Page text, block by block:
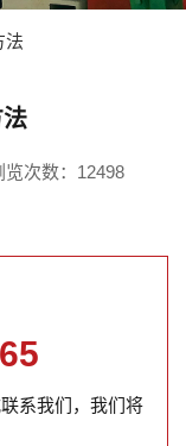
法
览次数：12498
系我们，我们将